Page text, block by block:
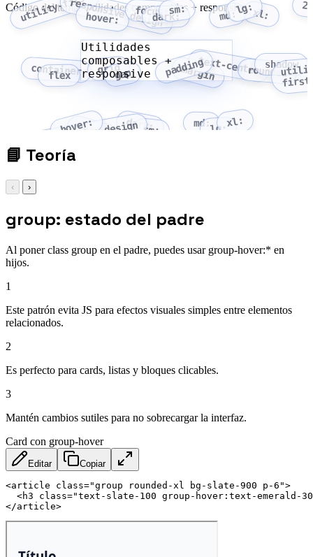
Código del tema: Utilidades composables + responsive
utility-firstresponsive design
hover: focus:
dark:
sm: md:lg:xl:
container
flex
gridgap padding
margintext-centerrounded
shadow
first
responsive design
hover:focus: dark:
sm:
md:lg:
xl:
Utilidades
composables +
responsive
📘 Teoría
‹ ›
group: estado del padre
Al poner class group en el padre, puedes usar group-hover:* en
hijos.
1
Este patrón evita JS para efectos visuales simples entre elementos
relacionados.
2
Es perfecto para cards, listas y bloques clicables.
3
Mantén cambios sutiles para no sobrecargar la interfaz.
Card con group-hover
Editar Copiar
<article class="group rounded-xl bg-slate-900 p-6 ">
<h3 class="text-slate-100 group-hover:text-emerald-
</article>